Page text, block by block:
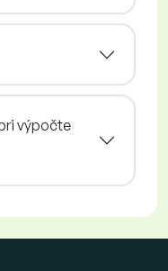
výpočte